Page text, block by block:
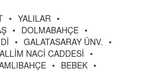
• YALILAR •
• DOLMABAHÇE •
• GALATASARAY ÜNV. •
NACİ CADDESİ •
• BEBEK •